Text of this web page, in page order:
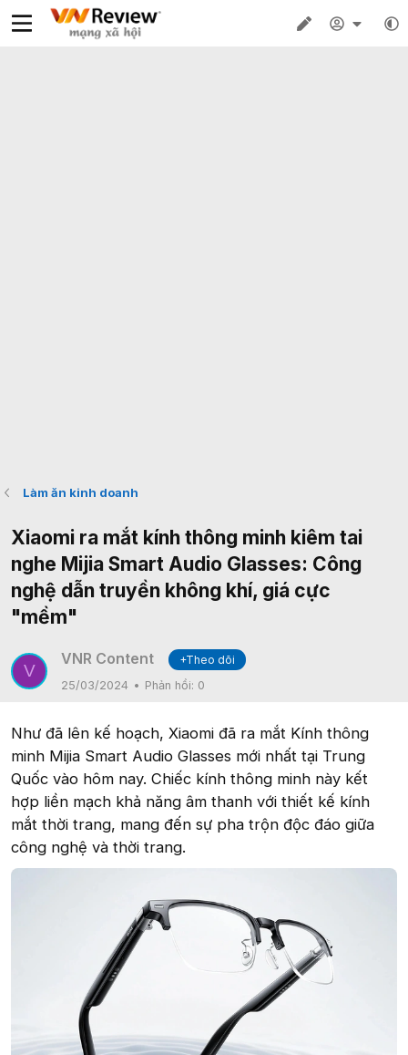
Làm ăn kinh doanh
Xiaomi ra mắt kính thông minh kiêm tai
nghe Mijia Smart Audio Glasses: Công
nghệ dẫn truyền không khí, giá cực
"mềm"
V
VNR Content
+Theo dõi
25/03/2024
Phản hồi: 0
Như đã lên kế hoạch, Xiaomi đã ra mắt Kính thông
minh Mijia Smart Audio Glasses mới nhất tại Trung
Quốc vào hôm nay. Chiếc kính thông minh này kết
hợp liền mạch khả năng âm thanh với thiết kế kính
mắt thời trang, mang đến sự pha trộn độc đáo giữa
công nghệ và thời trang.